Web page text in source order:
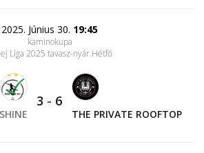
2025. Június 30. 19:45
kaminokupa
Liga 2025 tavasz-nyár Hétfő
3 - 6
THE PRIVATE ROOFTOP